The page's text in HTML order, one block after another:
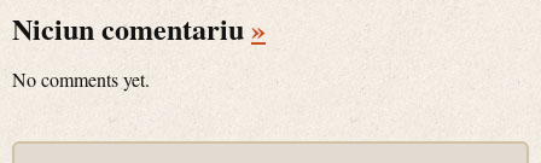
Niciun comentariu»
No comments yet.